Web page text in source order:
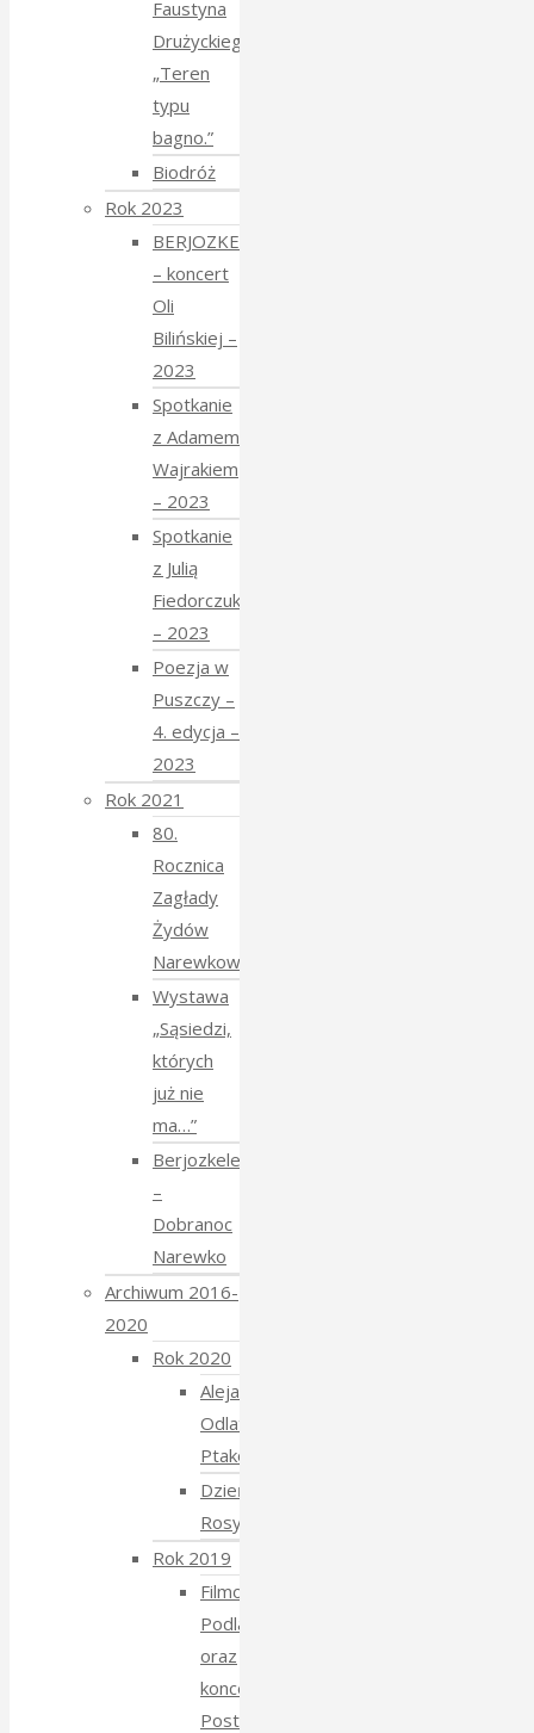
Faustyna
Drużyckiego
„Teren
typu
bagno.”
Biodróż
Rok 2023
BERJOZKELE
– koncert
Oli
Bilińskiej –
2023
Spotkanie
z Adamem
Wajrakiem
– 2023
Spotkanie
z Julią
Fiedorczuk
– 2023
Poezja w
Puszczy –
4. edycja –
2023
Rok 2021
80.
Rocznica
Zagłady
Żydów
Narewkowskich
Wystawa
„Sąsiedzi,
których
już nie
ma…”
Berjozkele
–
Dobranoc
Narewko
Archiwum 2016-
2020
Rok 2020
Aleja
Odlatujących
Ptaków
Dzień
Rosyjski
Rok 2019
Filmowe
Podlasie
oraz
koncert
Postmana